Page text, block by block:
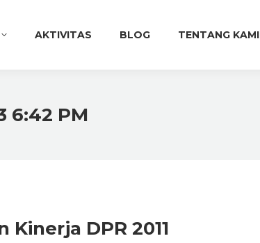
AKTIVITAS BLOG TENTANG KAMI
6:42 PM
Kinerja DPR 2011